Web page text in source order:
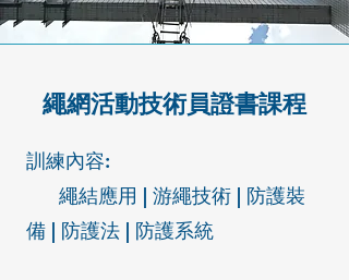
繩網活動技術員證書課程
訓練內容:
繩結應用 | 游繩技術 | 防護裝
備 | 防護法 | ​防護系統